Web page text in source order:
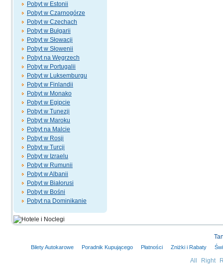
Pobyt w Estonii
Pobyt w Czarnogórze
Pobyt w Czechach
Pobyt w Bułgarii
Pobyt w Słowacji
Pobyt w Słowenii
Pobyt na Węgrzech
Pobyt w Portugalii
Pobyt w Luksemburgu
Pobyt w Finlandii
Pobyt w Monako
Pobyt w Egipcie
Pobyt w Tunezji
Pobyt w Maroku
Pobyt na Malcie
Pobyt w Rosji
Pobyt w Turcji
Pobyt w Izraelu
Pobyt w Rumunii
Pobyt w Albanii
Pobyt w Białorusi
Pobyt w Bośni
Pobyt na Dominikanie
Bilety Autokarowe Poradnik Kupującego Płatności Zniżki i Rabaty
All Right